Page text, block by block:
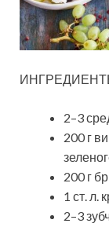
2–3
200 г
200 г
1 ст. л.
2–3